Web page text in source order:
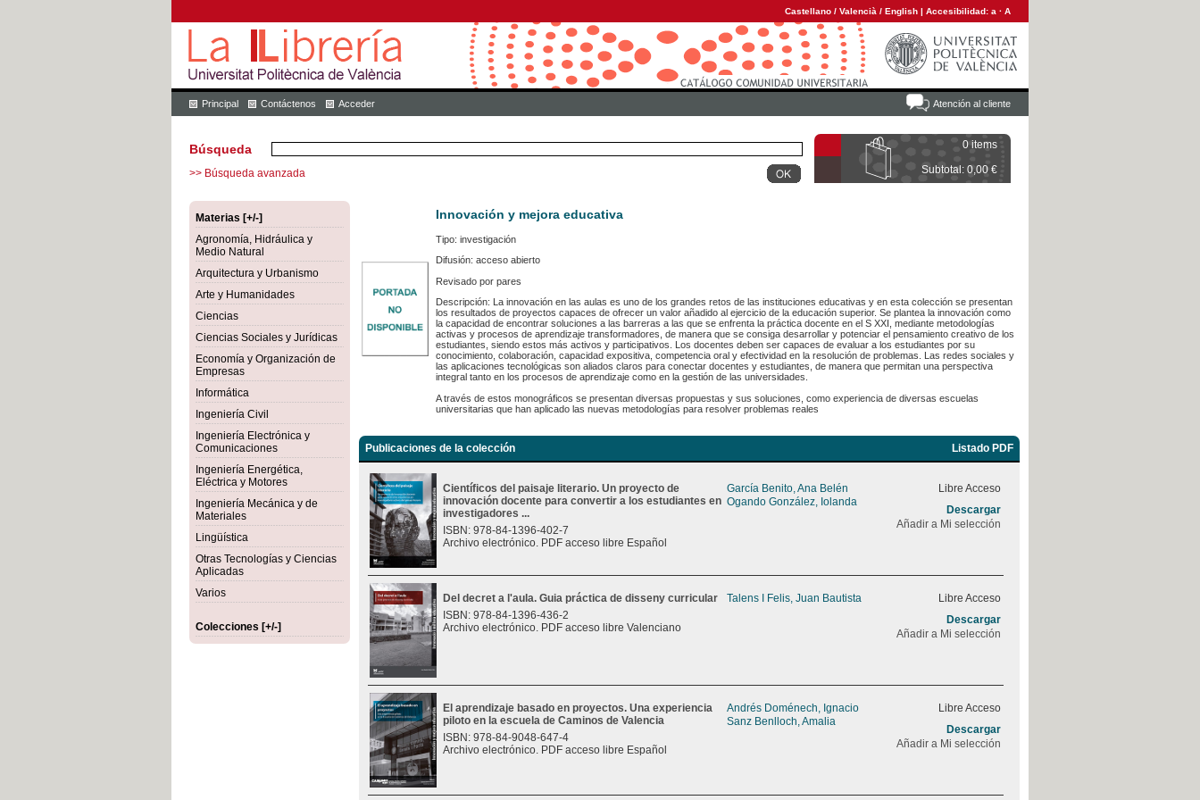
Castellano / Valencià / English | Accesibilidad: a · A
Atención al cliente
Principal Contáctenos Acceder
0 items
Subtotal: 0,00 €
Búsqueda
>> Búsqueda avanzada
Materias [+/-]
Agronomía, Hidráulica y
Medio Natural
Arquitectura y Urbanismo
Arte y Humanidades
Ciencias
Ciencias Sociales y Jurídicas
Economía y Organización de
Empresas
Informática
Ingeniería Civil
Ingeniería Electrónica y
Comunicaciones
Ingeniería Energética,
Eléctrica y Motores
Ingeniería Mecánica y de
Materiales
Lingüística
Otras Tecnologías y Ciencias
Aplicadas
Varios
Colecciones [+/-]
Innovación y mejora educativa
Tipo: investigación
Difusión: acceso abierto
Revisado por pares
Descripción: La innovación en las aulas es uno de los grandes retos de las instituciones educativas y en esta colección se presentan
los resultados de proyectos capaces de ofrecer un valor añadido al ejercicio de la educación superior. Se plantea la innovación como
la capacidad de encontrar soluciones a las barreras a las que se enfrenta la práctica docente en el S XXI, mediante metodologías
activas y procesos de aprendizaje transformadores, de manera que se consiga desarrollar y potenciar el pensamiento creativo de los
estudiantes, siendo estos más activos y participativos. Los docentes deben ser capaces de evaluar a los estudiantes por su
conocimiento, colaboración, capacidad expositiva, competencia oral y efectividad en la resolución de problemas. Las redes sociales y
las aplicaciones tecnológicas son aliados claros para conectar docentes y estudiantes, de manera que permitan una perspectiva
integral tanto en los procesos de aprendizaje como en la gestión de las universidades.
A través de estos monográficos se presentan diversas propuestas y sus soluciones, como experiencia de diversas escuelas
universitarias que han aplicado las nuevas metodologías para resolver problemas reales
Publicaciones de la colección Listado PDF
Científicos del paisaje literario. Un proyecto de
innovación docente para convertir a los estudiantes en
investigadores ...
ISBN: 978-84-1396-402-7
Archivo electrónico. PDF acceso libre Español
García Benito, Ana Belén
Ogando González, Iolanda
Libre Acceso
Descargar
Añadir a Mi selección
Del decret a l'aula. Guia práctica de disseny curricular
ISBN: 978-84-1396-436-2
Archivo electrónico. PDF acceso libre Valenciano
Talens I Felis, Juan Bautista
Libre Acceso
Descargar
Añadir a Mi selección
El aprendizaje basado en proyectos. Una experiencia
piloto en la escuela de Caminos de Valencia
ISBN: 978-84-9048-647-4
Archivo electrónico. PDF acceso libre Español
Andrés Doménech, Ignacio
Sanz Benlloch, Amalia
Libre Acceso
Descargar
Añadir a Mi selección